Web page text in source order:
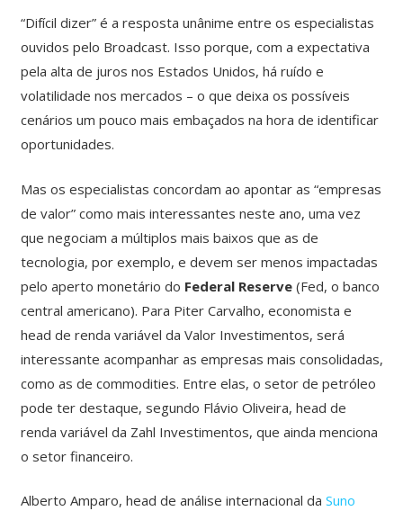
“Difícil dizer” é a resposta unânime entre os especialistas
ouvidos pelo Broadcast. Isso porque, com a expectativa
pela alta de juros nos Estados Unidos, há ruído e
volatilidade nos mercados – o que deixa os possíveis
cenários um pouco mais embaçados na hora de identificar
oportunidades.
Mas os especialistas concordam ao apontar as “empresas
de valor” como mais interessantes neste ano, uma vez
que negociam a múltiplos mais baixos que as de
tecnologia, por exemplo, e devem ser menos impactadas
pelo aperto monetário do Federal Reserve(Fed, o banco
central americano). Para Piter Carvalho, economista e
head de renda variável da Valor Investimentos, será
interessante acompanhar as empresas mais consolidadas,
como as de commodities. Entre elas, o setor de petróleo
pode ter destaque, segundo Flávio Oliveira, head de
renda variável da Zahl Investimentos, que ainda menciona
o setor financeiro.
Alberto Amparo, head de análise internacional da Suno